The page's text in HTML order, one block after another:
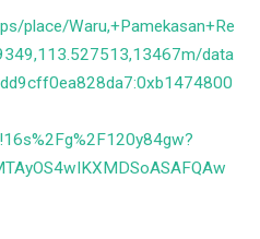
place/Waru,+Pamekasan+Re
data